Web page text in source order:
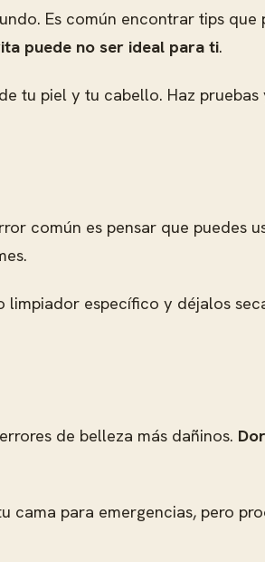
Es común encontrar tips que
puede no ser ideal para ti.
tu piel y tu cabello. Haz
común es pensar que puedes
limpiador específico y déjalos
de belleza más dañinos.
para emergencias, pero